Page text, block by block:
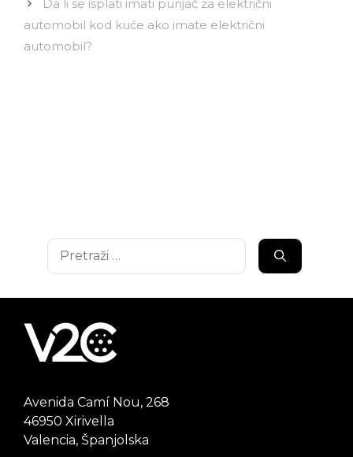
Da li se isplati imati punjač za električni
automobil kod kuće ako imate električni
automobil?
Pretraži:
Avenida Camí Nou, 268
46950 Xirivella
Valencia, Španjolska